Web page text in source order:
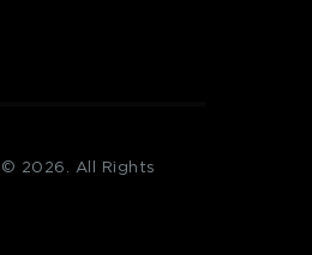
2026. All Rights